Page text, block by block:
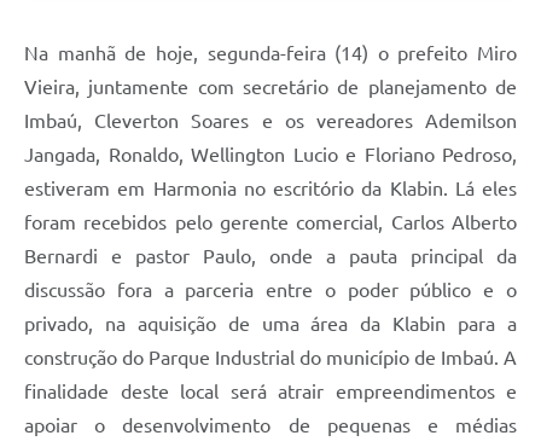
Na manhã de hoje, segunda-feira (14) o prefeito Miro
Vieira, juntamente com secretário de planejamento de
Imbaú, Cleverton Soares e os vereadores Ademilson
Jangada, Ronaldo, Wellington Lucio e Floriano Pedroso,
estiveram em Harmonia no escritório da Klabin. Lá eles
foram recebidos pelo gerente comercial, Carlos Alberto
Bernardi e pastor Paulo, onde a pauta principal da
discussão fora a parceria entre o poder público e o
privado, na aquisição de uma área da Klabin para a
construção do Parque Industrial do município de Imbaú. A
finalidade deste local será atrair empreendimentos e
apoiar o desenvolvimento de pequenas e médias